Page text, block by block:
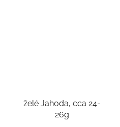
želé Jahoda, cca 24-
26g